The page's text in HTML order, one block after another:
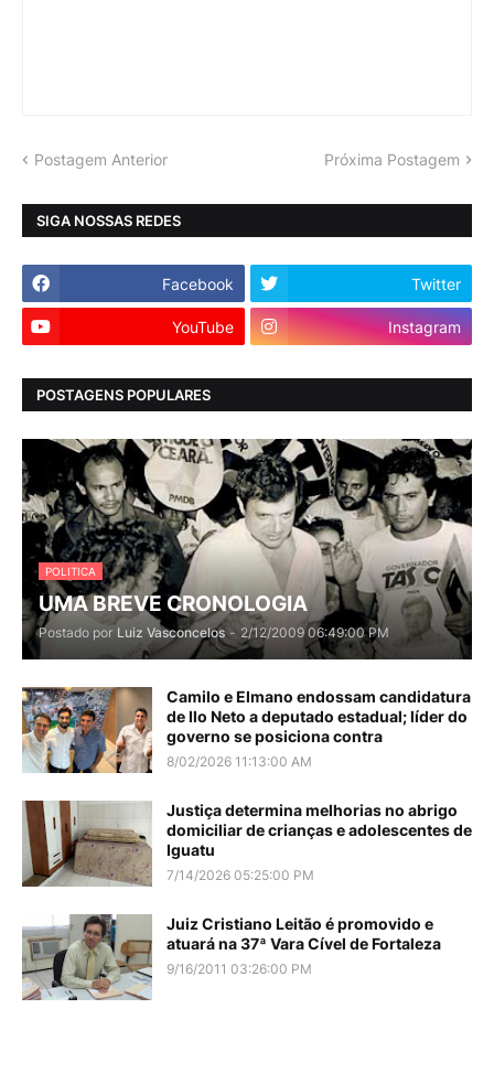
Postagem Anterior Próxima Postagem
SIGA NOSSAS REDES
Facebook Twitter
YouTube Instagram
POSTAGENS POPULARES
POLITICA
UMA BREVE CRONOLOGIA
Postado por Luiz Vasconcelos - 2/12/2009 06:49:00 PM
Camilo e Elmano endossam candidatura
de Ilo Neto a deputado estadual; líder do
governo se posiciona contra
8/02/2026 11:13:00 AM
Justiça determina melhorias no abrigo
domiciliar de crianças e adolescentes de
Iguatu
7/14/2026 05:25:00 PM
Juiz Cristiano Leitão é promovido e
atuará na 37ª Vara Cível de Fortaleza
9/16/2011 03:26:00 PM